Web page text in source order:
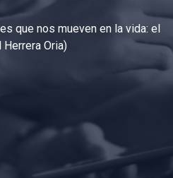
que nos mueven en la vida: el
Oria)